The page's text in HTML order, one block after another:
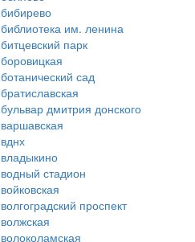
бибирево
библиотека им. ленина
битцевский парк
боровицкая
ботанический сад
братиславская
бульвар дмитрия донского
варшавская
вднх
владыкино
водный стадион
войковская
волгоградский проспект
волжская
волоколамская